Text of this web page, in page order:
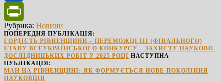
Facebook
PrintFriendly
Рубрика: Новини
ПОПЕРЕДНЯ ПУБЛІКАЦІЯ:
ГОРДІСТЬ РІВНЕНЩИНИ – ПЕРЕМОЖЦІ ІІІ (ФІНАЛЬНОГО)
ЕТАПУ ВСЕУКРАЇНСЬКОГО КОНКУРСУ – ЗАХИСТУ НАУКОВО-
ДОСЛІДНИЦЬКИХ РОБІТ У 2025 РОЦІ НАСТУПНА
ПУБЛІКАЦІЯ:
МАН НА РІВНЕНЩИНІ: ЯК ФОРМУЄТЬСЯ НОВЕ ПОКОЛІННЯ
НАУКОВЦІВ